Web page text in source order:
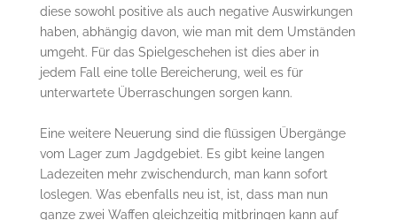
diese sowohl positive als auch negative Auswirkungen
haben, abhängig davon, wie man mit dem Umständen
umgeht. Für das Spielgeschehen ist dies aber in
jedem Fall eine tolle Bereicherung, weil es für
unterwartete Überraschungen sorgen kann.
Eine weitere Neuerung sind die flüssigen Übergänge
vom Lager zum Jagdgebiet. Es gibt keine langen
Ladezeiten mehr zwischendurch, man kann sofort
loslegen. Was ebenfalls neu ist, ist, dass man nun
ganze zwei Waffen gleichzeitig mitbringen kann auf